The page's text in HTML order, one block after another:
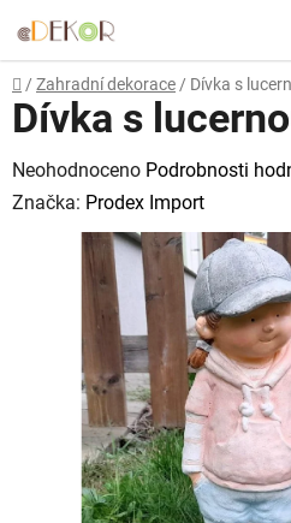
na
obsah
Domů
/ Zahradní dekorace / Dívka s
Dívka s
Průměrné
hodnocení
produktu
hvězdiček.
Neohodnoceno Podrobnosti
Značka: Prodex Import